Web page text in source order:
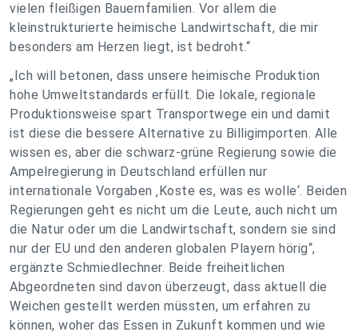
vielen fleißigen Bauernfamilien. Vor allem die
kleinstrukturierte heimische Landwirtschaft, die mir
besonders am Herzen liegt, ist bedroht.“
„Ich will betonen, dass unsere heimische Produktion
hohe Umweltstandards erfüllt. Die lokale, regionale
Produktionsweise spart Transportwege ein und damit
ist diese die bessere Alternative zu Billigimporten. Alle
wissen es, aber die schwarz-grüne Regierung sowie die
Ampelregierung in Deutschland erfüllen nur
internationale Vorgaben ‚Koste es, was es wolle‘. Beiden
Regierungen geht es nicht um die Leute, auch nicht um
die Natur oder um die Landwirtschaft, sondern sie sind
nur der EU und den anderen globalen Playern hörig“,
ergänzte Schmiedlechner. Beide freiheitlichen
Abgeordneten sind davon überzeugt, dass aktuell die
Weichen gestellt werden müssten, um erfahren zu
können, woher das Essen in Zukunft kommen und wie